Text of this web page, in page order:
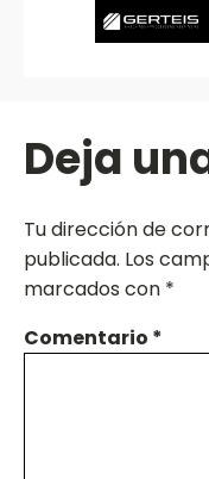
Deja
Tu dirección de
publicada. Los
marcados con *
Comentario *